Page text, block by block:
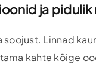
ja pidulik
Linnad
kahte kõige